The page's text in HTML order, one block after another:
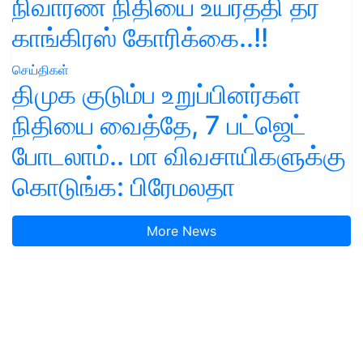
நிவாரண நிதியை உயர்த்தி தர
காங்கிரஸ் கோரிக்கை..!!
செய்திகள்
திமுக குடும்ப உறுப்பினர்கள்
நிதியை வைத்தே, 7 பட்ஜெட்
போடலாம்.. மா விவசாயிகளுக்கு
கொடுங்க: பிரேமலதா
More News